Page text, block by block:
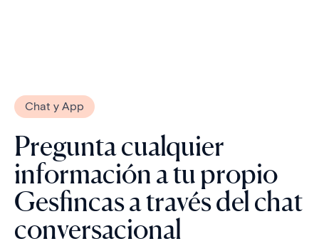
Chat y App
Pregunta cualquier
información a tu propio
Gesfincas a través del chat
conversacional